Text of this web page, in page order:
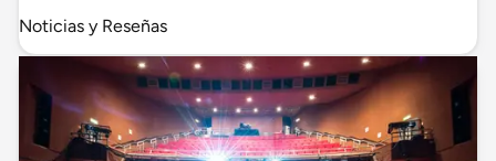
Noticias y Reseñas